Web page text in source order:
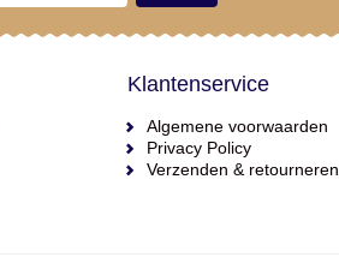
Klantenservice
Algemene voorwaarden
Privacy Policy
Verzenden & retourneren